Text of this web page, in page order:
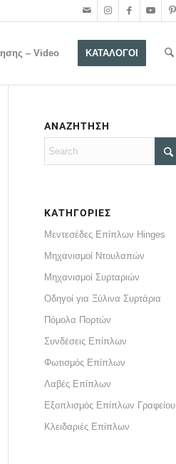
– Video ΚΑΤΑΛΟΓΟΙ
ΑΝΑΖΗΤΗΣΗ
ΚΑΤΗΓΟΡΙΕΣ
Μεντεσέδες Επίπλων Hinges
Μηχανισμοί Ντουλαπών
Μηχανισμοί Συρταριών
Οδηγοί για Ξύλινα Συρτάρια
Πόμολα Πορτών
Συνδέσεις Επίπλων
Φωτισμός Επίπλων
Λαβές Επίπλων
Εξοπλισμός Επίπλων Γραφείου
Κλειδαριές Επίπλων